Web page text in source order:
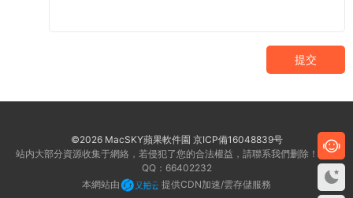
提交
©2026 MacSKY蘋果軟件園 京ICP備16048839号
站内大部分資源收集于網絡，若侵犯了您的合法權益，請聯系我們删除！客服
QQ：66402232
本網站由
提供CDN加速/雲存儲服務